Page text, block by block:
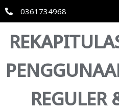
0361734968
REGULER